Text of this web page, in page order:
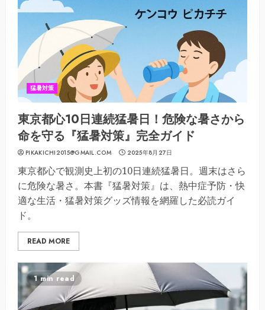
猛暑対策
東京都心10日連続猛暑日！危険な暑さから
命を守る『猛暑対策』完全ガイド
PIKAKICHI2015@GMAIL.COM 2025年8月27日
東京都心で観測史上初の10日連続猛暑日。週末はさら
に危険な暑さ。本書『猛暑対策』は、熱中症予防・快
適な生活・猛暑対策グッズ情報を網羅した必読ガイ
ド。
READ MORE
1 min read